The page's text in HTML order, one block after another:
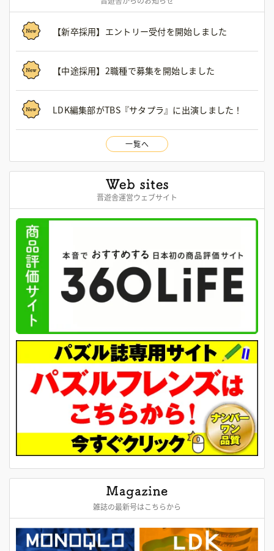
【新卒採用】エントリー受付を開始しました
【中途採用】2職種で募集を開始しました
LDK編集部がTBS『サタプラ』に出演しました！
一覧へ
晋遊舎運営ウェブサイト
雑誌の最新号はこちらから